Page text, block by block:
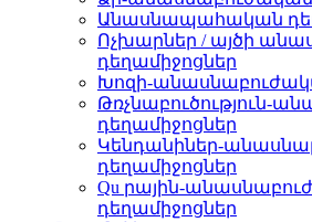
Անասնապահական
Ոչխարներ / այծի
դեղամիջոցներ
Խոզի-
Թռչնաբուծություն-
դեղամիջոցներ
Կենդանիներ-
դեղամիջոցներ
Qu րային-
դեղամիջոցներ